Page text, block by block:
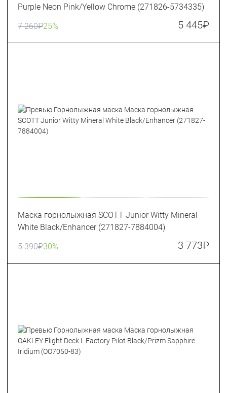
Purple Neon Pink/Yellow Chrome (271826-5734335)
7 260₽25% 5 445₽
Маска горнолыжная SCOTT Junior Witty Mineral
White Black/Enhancer (271827-7884004)
5 390₽30% 3 773₽